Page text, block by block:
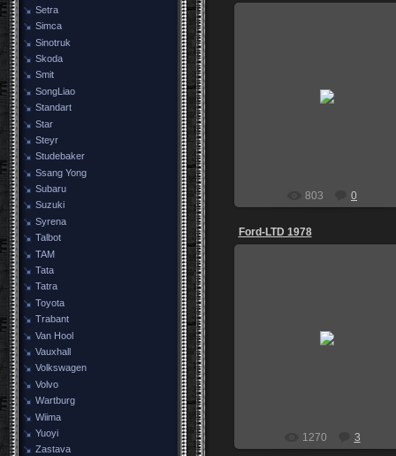
Setra
Simca
Sinotruk
Skoda
Smit
SongLiao
Standart
Star
Steyr
Studebaker
Ssang Yong
Subaru
Suzuki
Syrena
Talbot
TAM
Tata
Tatra
Toyota
Trabant
Van Hool
Vauxhall
Volkswagen
Volvo
Wartburg
Wiima
Yuoyi
Zastava
Москва
803 0
Ford-LTD 1978
Марку не идентифицировал.
Знатоки подключайтесь.
1270 3